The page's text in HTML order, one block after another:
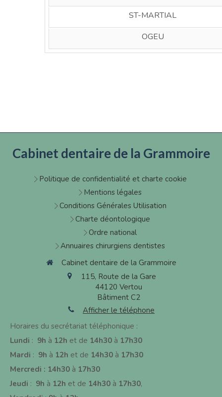
ST-MARTIAL
OGEU
Cabinet dentaire de la Grammoire
Politique de confidentialité et charte cookie
Mentions légales
Conditions Générales Utilisation
Charte déontologique
Ordre national
Annuaires chirurgiens dentistes
Cabinet dentaire de la Grammoire
115, Route de la Gare
44120 Vertou
Bâtiment C2
Afficher le téléphone
Horaires du secrétariat téléphonique :
Lundi : 9h à 12h et de 14h30 à 17h30
Mardi : 9h à 12h et de 14h30 à 17h30
Mercredi : 14h30 à 17h30
Jeudi : 9h à 12h et de 14h30 à 17h30,